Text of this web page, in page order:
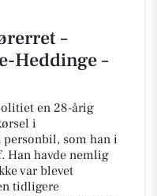
–
Heddinge –
en 28-årig
i
som han i
Han havde nemlig
var blevet
tidligere